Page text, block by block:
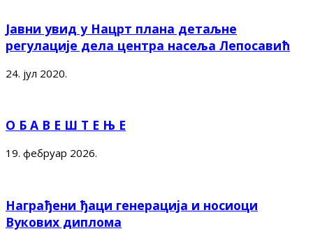
Јавни увид у Нацрт плана детаљне
регулације дела центра насеља Лепосавић
24. јул 2020.
О Б А В Е Ш Т Е Њ Е
19. фебруар 2026.
Награђени ђаци генерација и носиоци
Вукових диплома